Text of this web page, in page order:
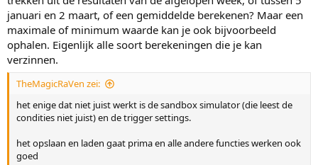
januari en 2 maart, of een gemiddelde berekenen? Maar een
maximale of minimum waarde kan je ook bijvoorbeeld
ophalen. Eigenlijk alle soort berekeningen die je kan
verzinnen.
TheMagicRaVen zei:
het enige dat niet juist werkt is de sandbox simulator (die leest de
condities niet juist) en de trigger settings.
het opslaan en laden gaat prima en alle andere functies werken ook
goed